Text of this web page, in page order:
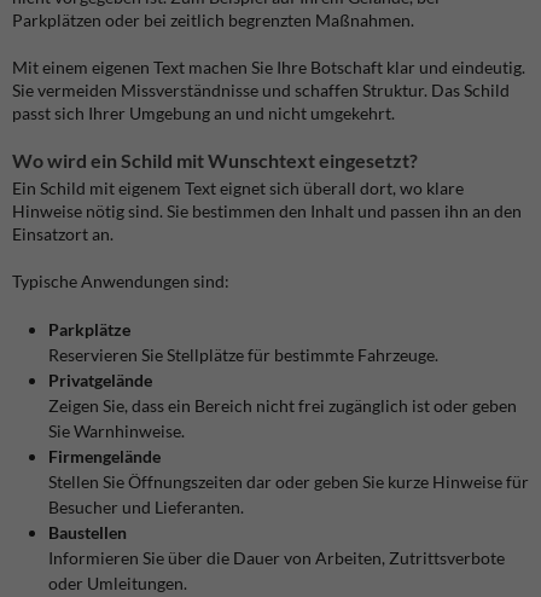
Parkplätzen oder bei zeitlich begrenzten Maßnahmen.
Mit einem eigenen Text machen Sie Ihre Botschaft klar und eindeutig.
Sie vermeiden Missverständnisse und schaffen Struktur. Das Schild
passt sich Ihrer Umgebung an und nicht umgekehrt.
Wo wird ein Schild mit Wunschtext eingesetzt?
Ein Schild mit eigenem Text eignet sich überall dort, wo klare
Hinweise nötig sind. Sie bestimmen den Inhalt und passen ihn an den
Einsatzort an.
Typische Anwendungen sind:
Parkplätze
Reservieren Sie Stellplätze für bestimmte Fahrzeuge.
Privatgelände
Zeigen Sie, dass ein Bereich nicht frei zugänglich ist oder geben
Sie Warnhinweise.
Firmengelände
Stellen Sie Öffnungszeiten dar oder geben Sie kurze Hinweise für
Besucher und Lieferanten.
Baustellen
Informieren Sie über die Dauer von Arbeiten, Zutrittsverbote
oder Umleitungen.